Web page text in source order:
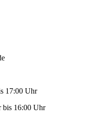
17:00 Uhr
bis 16:00 Uhr